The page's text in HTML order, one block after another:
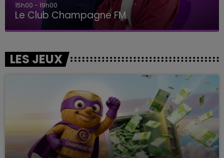
15h00 - 19h00
Le Club Champagne FM
LES JEUX